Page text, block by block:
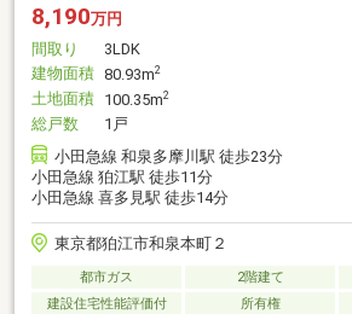
8,190万円
間取り
3LDK
建物面積 80.93m2
土地面積 100.35m2
総戸数
1戸
小田急線 和泉多摩川駅 徒歩23分
小田急線 狛江駅 徒歩11分
小田急線 喜多見駅 徒歩14分
東京都狛江市和泉本町２
都市ガス 2階建て
建設住宅性能評価付
所有権